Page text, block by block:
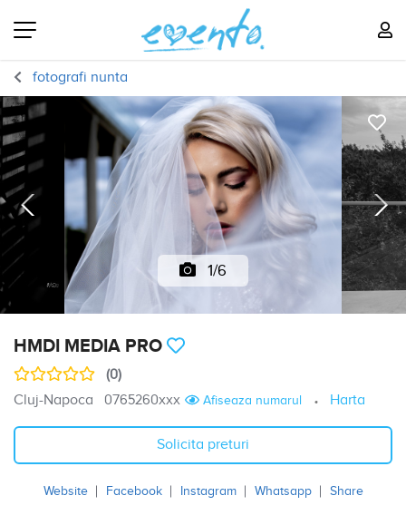
fotografi nunta
1/6
HMDI MEDIA PRO
(0)
Cluj-Napoca
0765260xxx Afiseaza numarul Harta
Solicita preturi
Website Facebook Instagram Whatsapp Share